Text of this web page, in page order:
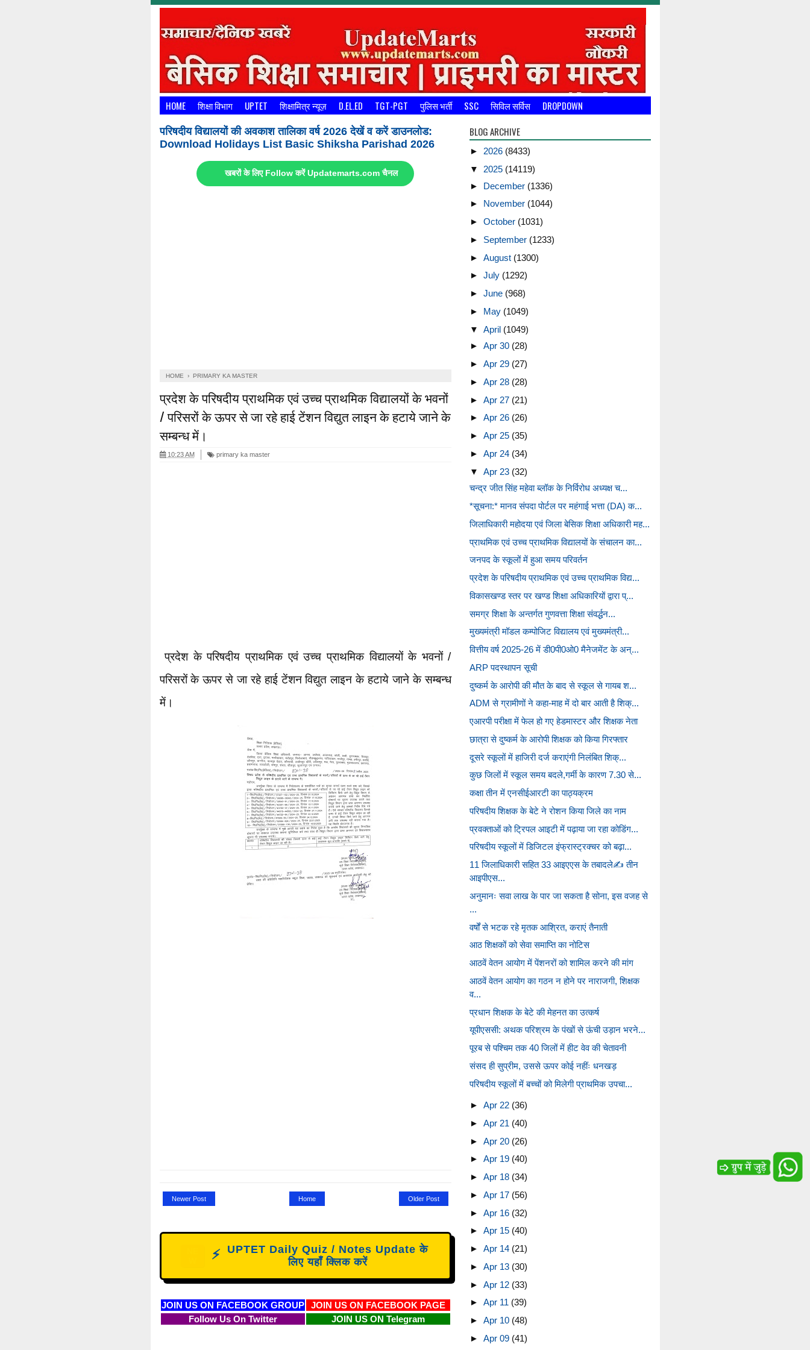
HOME शिक्षा विभाग UPTET शिक्षामित्र न्यूज़ D.EL.ED TGT-PGT पुलिस भर्ती SSC सिविल सर्विस DROPDOWN
परिषदीय विद्यालयों की अवकाश तालिका वर्ष 2026 देखें व करें डाउनलोड:
Download Holidays List Basic Shiksha Parishad 2026
खबरों के लिए Follow करें Updatemarts.com चैनल
HOME › PRIMARY KA MASTER
प्रदेश के परिषदीय प्राथमिक एवं उच्च प्राथमिक विद्यालयों के भवनों
/ परिसरों के ऊपर से जा रहे हाई टेंशन विद्युत लाइन के हटाये जाने के
सम्बन्ध में।
10:23 AM primary ka master
प्रदेश के परिषदीय प्राथमिक एवं उच्च प्राथमिक विद्यालयों के भवनों /
परिसरों के ऊपर से जा रहे हाई टेंशन विद्युत लाइन के हटाये जाने के सम्बन्ध
में।
Newer Post Older Post
Home
⚡
UPTET Daily Quiz / Notes Update के
लिए यहाँ क्लिक करें
JOIN US ON FACEBOOK GROUP
JOIN US ON FACEBOOK PAGE
Follow Us On Twitter
JOIN US ON Telegram
BLOG ARCHIVE
► 2026 (8433)
▼ 2025 (14119)
► December (1336)
► November (1044)
► October (1031)
► September (1233)
► August (1300)
► July (1292)
► June (968)
► May (1049)
▼ April (1049)
► Apr 30 (28)
► Apr 29 (27)
► Apr 28 (28)
► Apr 27 (21)
► Apr 26 (26)
► Apr 25 (35)
► Apr 24 (34)
▼ Apr 23 (32)
चन्द्र जीत सिंह महेवा ब्लॉक के निर्विरोध अध्यक्ष च...
*सूचना:* मानव संपदा पोर्टल पर महंगाई भत्ता (DA) क...
जिलाधिकारी महोदया एवं जिला बेसिक शिक्षा अधिकारी मह...
प्राथमिक एवं उच्च प्राथमिक विद्यालयों के संचालन का...
जनपद के स्कूलों में हुआ समय परिवर्तन
प्रदेश के परिषदीय प्राथमिक एवं उच्च प्राथमिक विद्य...
विकासखण्ड स्तर पर खण्ड शिक्षा अधिकारियों द्वारा प्...
समग्र शिक्षा के अन्तर्गत गुणवत्ता शिक्षा संवर्द्धन...
मुख्यमंत्री मॉडल कम्पोजिट विद्यालय एवं मुख्यमंत्री...
वित्तीय वर्ष 2025-26 में डी0पी0ओ0 मैनेजमेंट के अन्...
ARP पदस्थापन सूची
दुष्कर्म के आरोपी की मौत के बाद से स्कूल से गायब श...
ADM से ग्रामीणों ने कहा-माह में दो बार आती है शिक्...
एआरपी परीक्षा में फेल हो गए हेडमास्टर और शिक्षक नेता
छात्रा से दुष्कर्म के आरोपी शिक्षक को किया गिरफ्तार
दूसरे स्कूलों में हाजिरी दर्ज कराएंगी निलंबित शिक्...
कुछ जिलों में स्कूल समय बदले,गर्मी के कारण 7.30 से...
कक्षा तीन में एनसीईआरटी का पाठ्यक्रम
परिषदीय शिक्षक के बेटे ने रोशन किया जिले का नाम
प्रवक्ताओं को ट्रिपल आइटी में पढ़ाया जा रहा कोडिंग...
परिषदीय स्कूलों में डिजिटल इंफ्रास्ट्रक्चर को बढ़ा...
11 जिलाधिकारी सहित 33 आइएएस के तबादले✍️ तीन
आइपीएस...
अनुमानः सवा लाख के पार जा सकता है सोना, इस वजह से
...
वर्षों से भटक रहे मृतक आश्रित, कराएं तैनाती
आठ शिक्षकों को सेवा समाप्ति का नोटिस
आठवें वेतन आयोग में पेंशनरों को शामिल करने की मांग
आठवें वेतन आयोग का गठन न होने पर नाराजगी, शिक्षक
व...
प्रधान शिक्षक के बेटे की मेहनत का उत्कर्ष
यूपीएससी: अथक परिश्रम के पंखों से ऊंची उड़ान भरने...
पूरब से पश्चिम तक 40 जिलों में हीट वेव की चेतावनी
संसद ही सुप्रीम, उससे ऊपर कोई नहींः धनखड़
परिषदीय स्कूलों में बच्चों को मिलेगी प्राथमिक उपचा...
► Apr 22 (36)
► Apr 21 (40)
► Apr 20 (26)
► Apr 19 (40)
► Apr 18 (34)
► Apr 17 (56)
► Apr 16 (32)
► Apr 15 (40)
► Apr 14 (21)
► Apr 13 (30)
► Apr 12 (33)
► Apr 11 (39)
► Apr 10 (48)
► Apr 09 (41)